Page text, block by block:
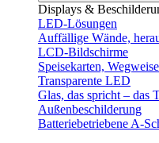
Displays &
LED-Lösungen
Auffällige Wände,
LCD-Bildschirme
Speisekarten,
Transparente LED
Glas, das spricht – das
Außenbeschilderung
Batteriebetriebene A-